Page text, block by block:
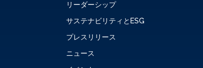
リーダーシップ
サステナビリティとESG
プレスリリース
ニュース